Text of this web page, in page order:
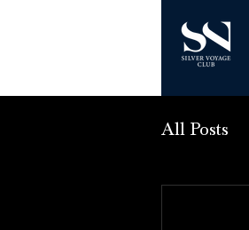
All Posts